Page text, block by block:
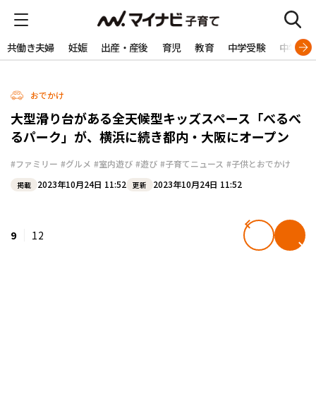
共働き夫婦 妊娠 出産・産後 育児 教育 中学受験 中学生
おでかけ
大型滑り台がある全天候型キッズスペース「べるべ
るパーク」が、横浜に続き都内・大阪にオープン
#ファミリー #グルメ #室内遊び #遊び #子育てニュース #子供とおでかけ
掲載 2023年10月24日 11:52 更新 2023年10月24日 11:52
9 12